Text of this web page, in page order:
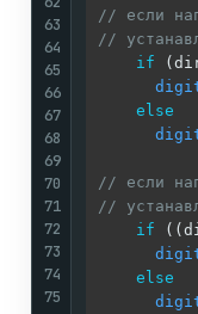
63
64
65
66
67
68
69
70
71
72
73
74
75
// если
//
if
else
// если
//
if
else